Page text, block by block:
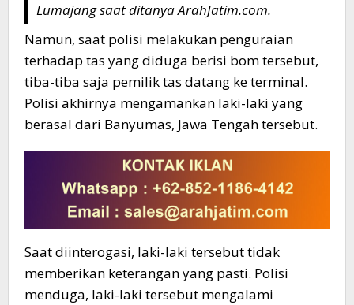
Lumajang saat ditanya ArahJatim.com.
Namun, saat polisi melakukan penguraian
terhadap tas yang diduga berisi bom tersebut,
tiba-tiba saja pemilik tas datang ke terminal.
Polisi akhirnya mengamankan laki-laki yang
berasal dari Banyumas, Jawa Tengah tersebut.
Saat diinterogasi, laki-laki tersebut tidak
memberikan keterangan yang pasti. Polisi
menduga, laki-laki tersebut mengalami